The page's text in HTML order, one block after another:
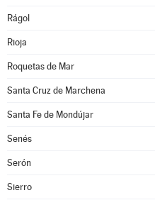
Rágol
Rioja
Roquetas de Mar
Santa Cruz de Marchena
Santa Fe de Mondújar
Senés
Serón
Sierro